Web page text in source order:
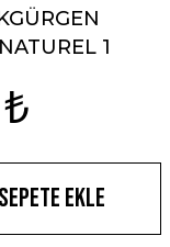
1
₺
Sepete Ekle